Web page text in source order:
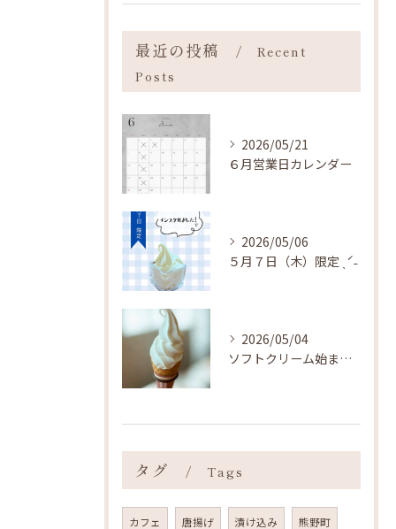
最近の投稿
Recent
Posts
2026/05/21
６月営業日カレンダー
2026/05/06
５月７日（木）限定 ˎˊ˗
2026/05/04
ソフトクリーム始まりました ˎˊ˗
タグ Tags
カフェ 唐揚げ 漬け込み 熊野町